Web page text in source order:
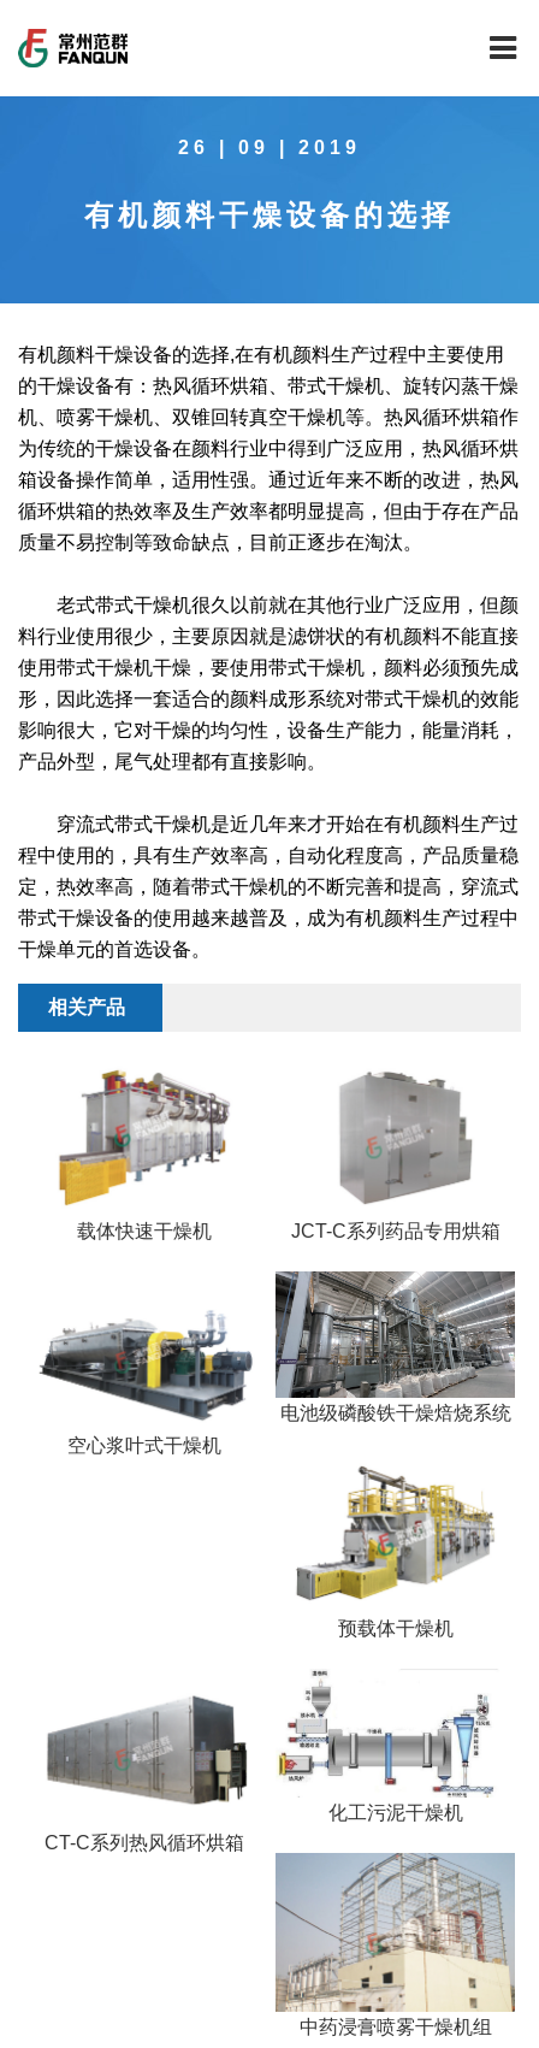
公司荣誉
范群文化
公司大事记
载体催化剂全自动生产线系列
回转圆筒干燥焙烧系列
气流干燥系列
喷雾干燥机系列
真空干燥系列
圆盘干燥机系列
桨叶式干燥系列
滚筒干燥系列
沸腾干燥系列
管束干燥系列
干燥配套装置
新能源新材料行业
制药行业
食品行业
环保行业
技术中心
工程实验室
工程技术中心
质量监督技术中心
新闻中心
范群新闻
行业新闻
服务中心
常见问题
社会责任
公共责任
节能环保
公益支持
社会责任
绿色工厂
绿色供应链
人才招聘
联系我们
联系我们
26 | 09 | 2019
有机颜料干燥设备的选择
有机颜料干燥设备的选择,在有机颜料生产过程中主要使用
的干燥设备有：热风循环烘箱、带式干燥机、旋转闪蒸干燥
机、喷雾干燥机、双锥回转真空干燥机等。热风循环烘箱作
为传统的干燥设备在颜料行业中得到广泛应用，热风循环烘
箱设备操作简单，适用性强。通过近年来不断的改进，热风
循环烘箱的热效率及生产效率都明显提高，但由于存在产品
质量不易控制等致命缺点，目前正逐步在淘汰。
老式带式干燥机很久以前就在其他行业广泛应用，但颜
料行业使用很少，主要原因就是滤饼状的有机颜料不能直接
使用带式干燥机干燥，要使用带式干燥机，颜料必须预先成
形，因此选择一套适合的颜料成形系统对带式干燥机的效能
影响很大，它对干燥的均匀性，设备生产能力，能量消耗，
产品外型，尾气处理都有直接影响。
穿流式带式干燥机是近几年来才开始在有机颜料生产过
程中使用的，具有生产效率高，自动化程度高，产品质量稳
定，热效率高，随着带式干燥机的不断完善和提高，穿流式
带式干燥设备的使用越来越普及，成为有机颜料生产过程中
干燥单元的首选设备。
相关产品
载体快速干燥机 JCT-C系列药品专用烘箱
空心浆叶式干燥机
电池级磷酸铁干燥焙烧系统
预载体干燥机
CT-C系列热风循环烘箱
化工污泥干燥机
中药浸膏喷雾干燥机组